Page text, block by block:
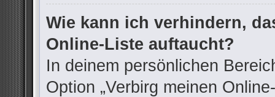
Wie kann ich verhindern,
Online-Liste auftaucht?
In deinem persönlichen
Option „Verbirg meinen